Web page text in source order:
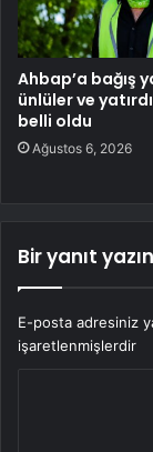
Ahbap’a bağış
ünlüler ve
belli oldu
Ağustos 6, 2026
Bir yanıt yazın
E-posta adresiniz
işaretlenmişlerdir